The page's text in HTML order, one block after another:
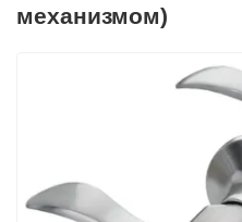
механизмом)